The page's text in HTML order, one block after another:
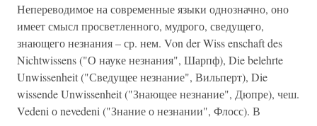
Непереводимое на современные языки однозначно, оно
имеет смысл просветленного, мудрого, сведущего,
знающего незнания – ср. нем. Von der Wiss enschaft des
Nichtwissens ("О науке незнания", Шарпф), Die belehrte
Unwissenheit ("Сведущее незнание", Вильперт), Die
wissende Unwissenheit ("Знающее незнание", Дюпре), чеш.
Vedeni о nevedeni ("Знание о незнании", Флосс). В